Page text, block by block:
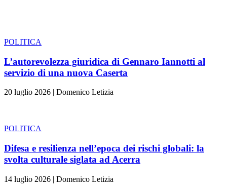
POLITICA
L’autorevolezza giuridica di Gennaro Iannotti al
servizio di una nuova Caserta
20 luglio 2026 | Domenico Letizia
POLITICA
Difesa e resilienza nell’epoca dei rischi globali: la
svolta culturale siglata ad Acerra
14 luglio 2026 | Domenico Letizia